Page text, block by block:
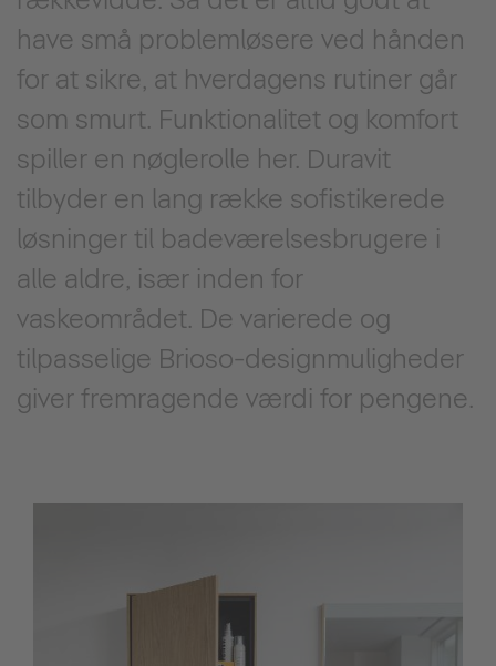
have små problemløsere ved hånden
for at sikre, at hverdagens rutiner går
som smurt. Funktionalitet og komfort
spiller en nøglerolle her. Duravit
tilbyder en lang række sofistikerede
løsninger til badeværelsesbrugere i
alle aldre, især inden for
vaskeområdet. De varierede og
tilpasselige Brioso-designmuligheder
giver fremragende værdi for pengene.